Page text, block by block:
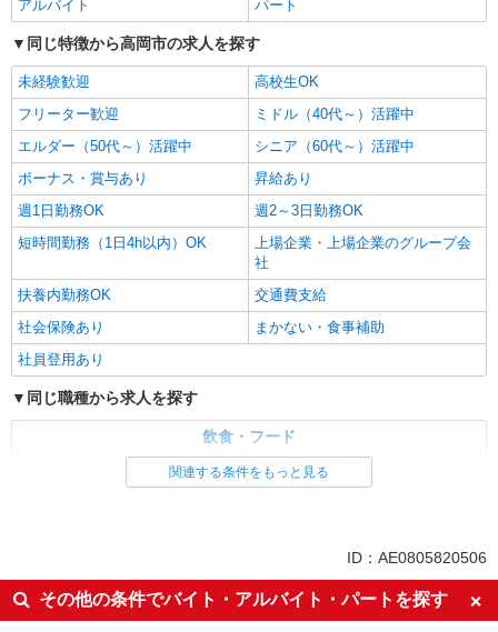
アルバイト パート
同じ特徴から高岡市の求人を探す
未経験歓迎
高校生OK
フリーター歓迎
ミドル（40代～）活躍中
エルダー（50代～）活躍中
シニア（60代～）活躍中
ボーナス・賞与あり
昇給あり
週1日勤務OK
週2～3日勤務OK
短時間勤務（1日4h以内）OK
上場企業・上場企業のグループ会
社
扶養内勤務OK
交通費支給
社会保険あり
まかない・食事補助
社員登用あり
同じ職種から求人を探す
飲食・フード
ファストフード・デリ
調理・調理補助・調理師
ミドル（40代～）活躍中
ボーナス・賞与あり
週1日勤務OK
週2～3日勤務OK
関連する条件をもっと見る
ID：AE0805820506
その他の条件でバイト・アルバイト・パートを探す